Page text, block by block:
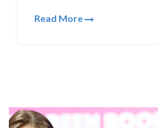
Read More